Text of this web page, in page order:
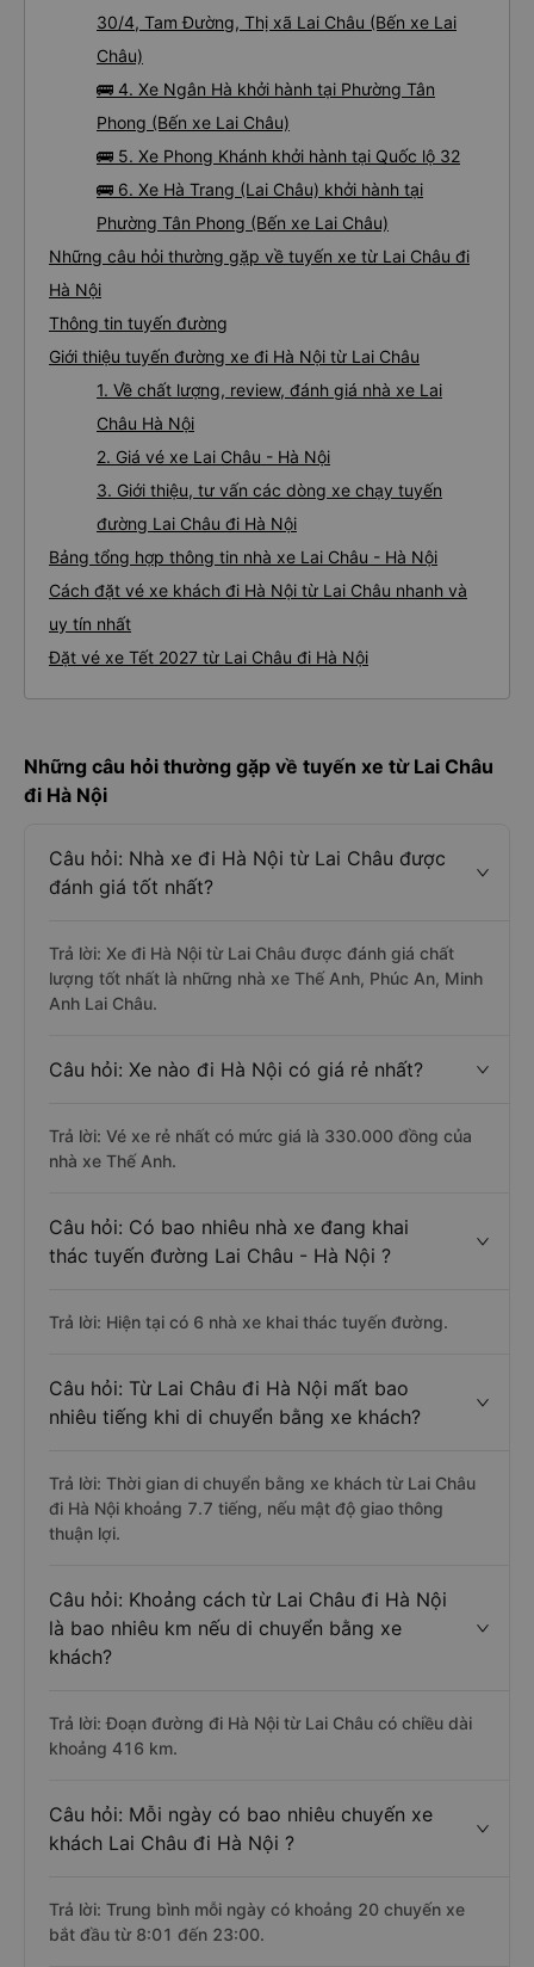
30/4, Tam Đường, Thị xã Lai Châu (Bến xe Lai
Châu)
🚌 4. Xe Ngân Hà khởi hành tại Phường Tân
Phong (Bến xe Lai Châu)
🚌 5. Xe Phong Khánh khởi hành tại Quốc lộ 32
🚌 6. Xe Hà Trang (Lai Châu) khởi hành tại
Phường Tân Phong (Bến xe Lai Châu)
Những câu hỏi thường gặp về tuyến xe từ Lai Châu đi
Hà Nội
Thông tin tuyến đường
Giới thiệu tuyến đường xe đi Hà Nội từ Lai Châu
1. Về chất lượng, review, đánh giá nhà xe Lai
Châu Hà Nội
2. Giá vé xe Lai Châu - Hà Nội
3. Giới thiệu, tư vấn các dòng xe chạy tuyến
đường Lai Châu đi Hà Nội
Bảng tổng hợp thông tin nhà xe Lai Châu - Hà Nội
Cách đặt vé xe khách đi Hà Nội từ Lai Châu nhanh và
uy tín nhất
Đặt vé xe Tết 2027 từ Lai Châu đi Hà Nội
Những câu hỏi thường gặp về tuyến xe từ Lai Châu
đi Hà Nội
Câu hỏi: Nhà xe đi Hà Nội từ Lai Châu được
đánh giá tốt nhất?
Trả lời: Xe đi Hà Nội từ Lai Châu được đánh giá chất
lượng tốt nhất là những nhà xe Thế Anh, Phúc An, Minh
Anh Lai Châu.
Câu hỏi: Xe nào đi Hà Nội có giá rẻ nhất?
Trả lời: Vé xe rẻ nhất có mức giá là 330.000 đồng của
nhà xe Thế Anh.
Câu hỏi: Có bao nhiêu nhà xe đang khai
thác tuyến đường Lai Châu - Hà Nội ?
Trả lời: Hiện tại có 6 nhà xe khai thác tuyến đường.
Câu hỏi: Từ Lai Châu đi Hà Nội mất bao
nhiêu tiếng khi di chuyển bằng xe khách?
Trả lời: Thời gian di chuyển bằng xe khách từ Lai Châu
đi Hà Nội khoảng 7.7 tiếng, nếu mật độ giao thông
thuận lợi.
Câu hỏi: Khoảng cách từ Lai Châu đi Hà Nội
là bao nhiêu km nếu di chuyển bằng xe
khách?
Trả lời: Đoạn đường đi Hà Nội từ Lai Châu có chiều dài
khoảng 416 km.
Câu hỏi: Mỗi ngày có bao nhiêu chuyến xe
khách Lai Châu đi Hà Nội ?
Trả lời: Trung bình mỗi ngày có khoảng 20 chuyến xe
bắt đầu từ 8:01 đến 23:00.